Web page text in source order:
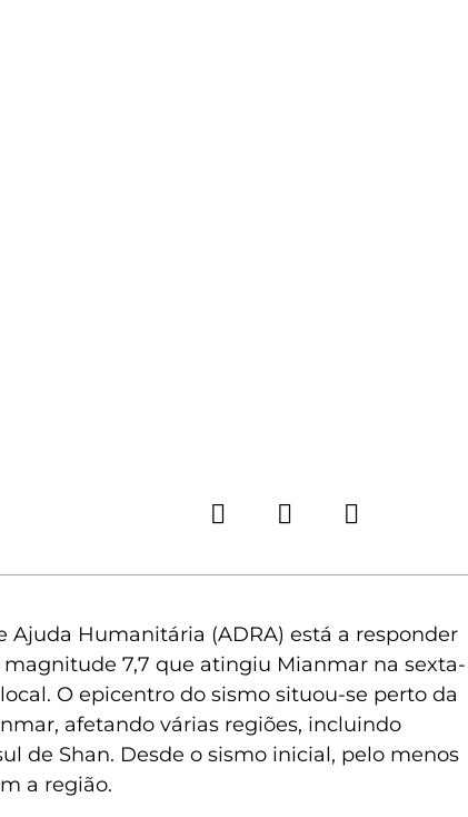
Humanitária (ADRA) está a responder
7,7 que atingiu Mianmar na sexta-
O epicentro do sismo situou-se perto da
afetando várias regiões, incluindo
de Shan. Desde o sismo inicial, pelo menos
a região.